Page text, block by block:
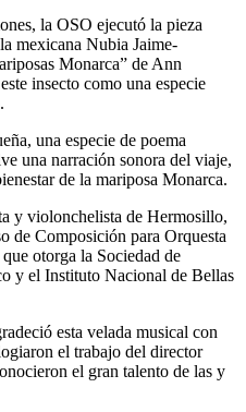
la OSO ejecutó la pieza
mexicana Nubia Jaime-
Monarca” de Ann
insecto como una especie
una especie de poema
una narración sonora del viaje,
de la mariposa Monarca.
y violonchelista de Hermosillo,
de Composición para Orquesta
otorga la Sociedad de
y el Instituto Nacional de Bellas
esta velada musical con
el trabajo del director
el gran talento de las y